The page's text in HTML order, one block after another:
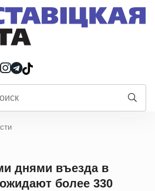
днями въезда в
более 330